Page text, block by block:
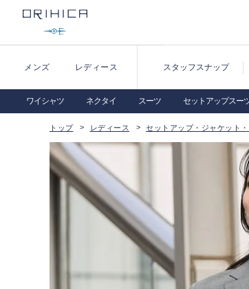
メンズ レディース スタッフスナップ
ワイシャツ ネクタイ スーツ セットアップスー
トップ レディース セットアップ・ジャケット